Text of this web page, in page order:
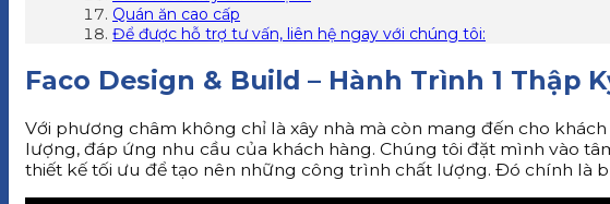
Quán ăn cao cấp
Để được hỗ trợ tư vấn, liên hệ ngay với chúng tôi:
Faco Design & Build – Hành Trình 1 Thập
Với phương châm không chỉ là xây nhà mà còn mang đến cho
lượng, đáp ứng nhu cầu của khách hàng. Chúng tôi đặt mình vào
thiết kế tối ưu để tạo nên những công trình chất lượng. Đó chính là